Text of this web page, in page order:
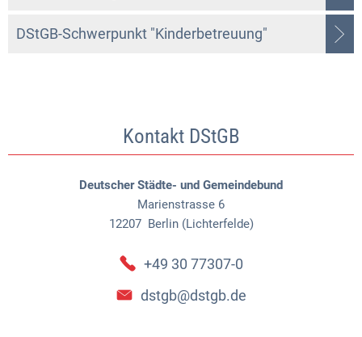
DStGB-Schwerpunkt "Kinderbetreuung"
Kontakt DStGB
Deutscher Städte- und Gemeindebund
Marienstrasse 6
12207 Berlin (Lichterfelde)
+49 30 77307-0
dstgb@dstgb.de